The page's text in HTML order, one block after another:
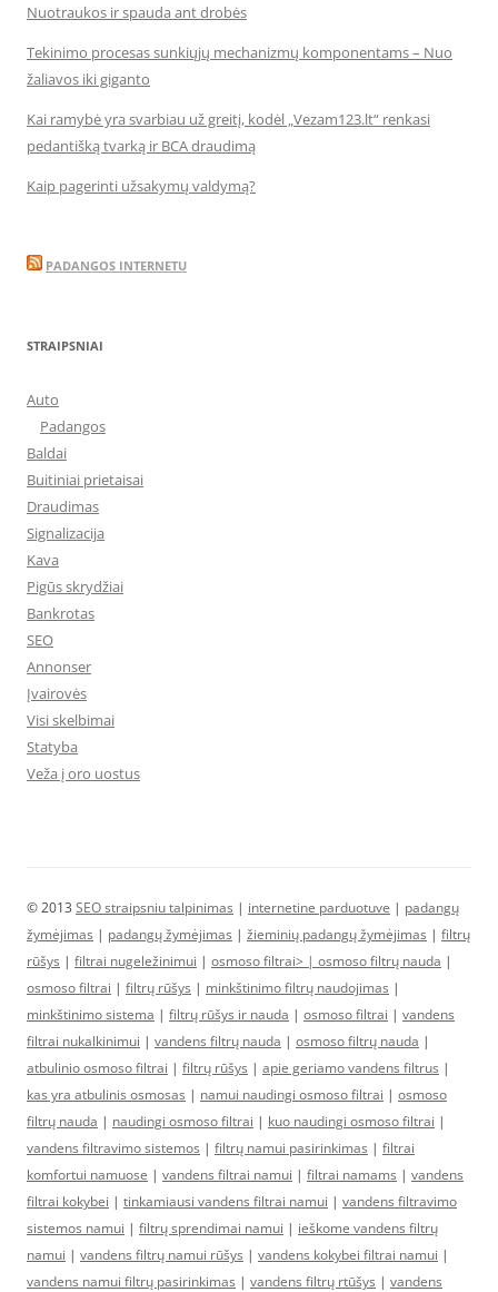
Nuotraukos ir spauda ant drobės
Tekinimo procesas sunkiųjų mechanizmų komponentams – Nuo
žaliavos iki giganto
Kai ramybė yra svarbiau už greitį, kodėl „Vezam123.lt“ renkasi
pedantišką tvarką ir BCA draudimą
Kaip pagerinti užsakymų valdymą?
PADANGOS INTERNETU
STRAIPSNIAI
Auto
Padangos
Baldai
Buitiniai prietaisai
Draudimas
Signalizacija
Kava
Pigūs skrydžiai
Bankrotas
SEO
Annonser
Įvairovės
Visi skelbimai
Statyba
Veža į oro uostus
© 2013 SEO straipsniu talpinimas | internetine parduotuve | padangų
žymėjimas | padangų žymėjimas | žieminių padangų žymėjimas | filtrų
rūšys | filtrai nugeležinimui | osmoso filtrai> | osmoso filtrų nauda |
osmoso filtrai | filtrų rūšys | minkštinimo filtrų naudojimas |
minkštinimo sistema | filtrų rūšys ir nauda | osmoso filtrai | vandens
filtrai nukalkinimui | vandens filtrų nauda | osmoso filtrų nauda |
atbulinio osmoso filtrai | filtrų rūšys | apie geriamo vandens filtrus |
kas yra atbulinis osmosas | namui naudingi osmoso filtrai | osmoso
filtrų nauda | naudingi osmoso filtrai | kuo naudingi osmoso filtrai |
vandens filtravimo sistemos | filtrų namui pasirinkimas | filtrai
komfortui namuose | vandens filtrai namui | filtrai namams | vandens
filtrai kokybei | tinkamiausi vandens filtrai namui | vandens filtravimo
sistemos namui | filtrų sprendimai namui | ieškome vandens filtrų
namui | vandens filtrų namui rūšys | vandens kokybei filtrai namui |
vandens namui filtrų pasirinkimas | vandens filtrų rtūšys | vandens